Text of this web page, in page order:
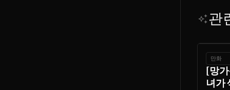
auto_awesome관
만화
[망
녀가